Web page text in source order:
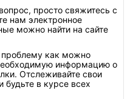
просто свяжитесь с
нам электронное
можно найти на сайте
как можно
информацию о
Отслеживайте свои
и будьте в курсе всех